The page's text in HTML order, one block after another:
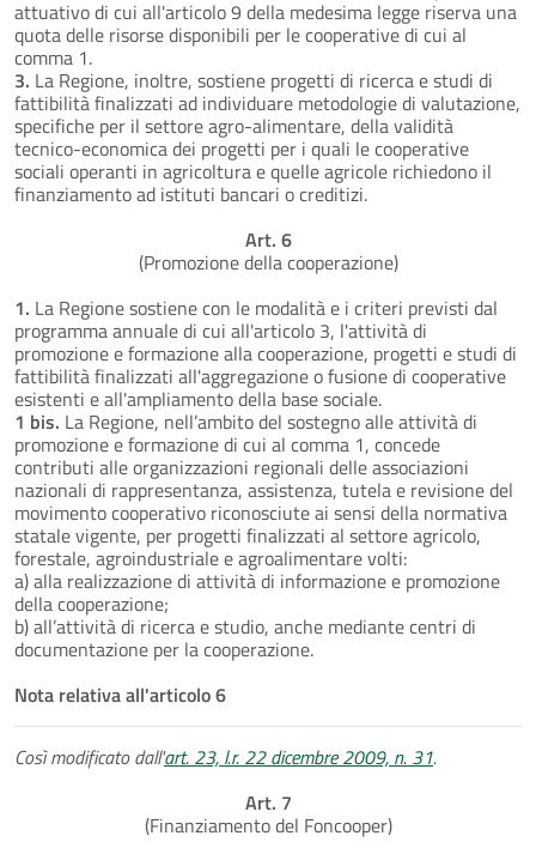
attuativo di cui all'articolo 9 della medesima legge riserva una
quota delle risorse disponibili per le cooperative di cui al
comma 1.
3. La Regione, inoltre, sostiene progetti di ricerca e studi di
fattibilità finalizzati ad individuare metodologie di valutazione,
specifiche per il settore agro-alimentare, della validità
tecnico-economica dei progetti per i quali le cooperative
sociali operanti in agricoltura e quelle agricole richiedono il
finanziamento ad istituti bancari o creditizi.
Art. 6
(Promozione della cooperazione)
1. La Regione sostiene con le modalità e i criteri previsti dal
programma annuale di cui all'articolo 3, l'attività di
promozione e formazione alla cooperazione, progetti e studi di
fattibilità finalizzati all'aggregazione o fusione di cooperative
esistenti e all'ampliamento della base sociale.
1 bis. La Regione, nell’ambito del sostegno alle attività di
promozione e formazione di cui al comma 1, concede
contributi alle organizzazioni regionali delle associazioni
nazionali di rappresentanza, assistenza, tutela e revisione del
movimento cooperativo riconosciute ai sensi della normativa
statale vigente, per progetti finalizzati al settore agricolo,
forestale, agroindustriale e agroalimentare volti:
a) alla realizzazione di attività di informazione e promozione
della cooperazione;
b) all’attività di ricerca e studio, anche mediante centri di
documentazione per la cooperazione.
Nota relativa all'articolo 6
Così modificato dall'art. 23, l.r. 22 dicembre 2009, n. 31.
Art. 7
(Finanziamento del Foncooper)